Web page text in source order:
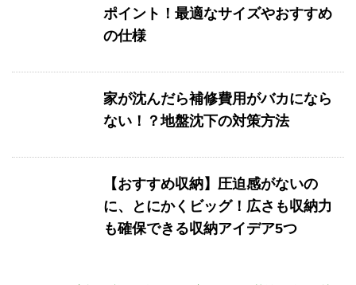
ポイント！最適なサイズやおすすめ
の仕様
家が沈んだら補修費用がバカになら
ない！？地盤沈下の対策方法
【おすすめ収納】圧迫感がないの
に、とにかくビッグ！広さも収納力
も確保できる収納アイデア5つ